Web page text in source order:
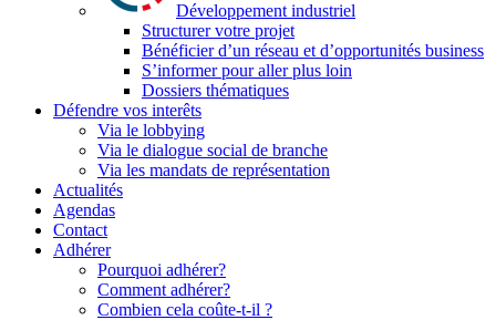
Développement industriel
Structurer votre projet
Bénéficier d’un réseau et d’opportunités business
S’informer pour aller plus loin
Dossiers thématiques
Défendre vos interêts
Via le lobbying
Via le dialogue social de branche
Via les mandats de représentation
Actualités
Agendas
Contact
Adhérer
Pourquoi adhérer?
Comment adhérer?
Combien cela coûte-t-il ?